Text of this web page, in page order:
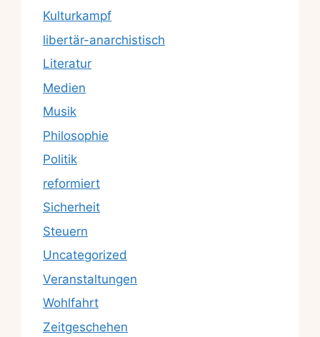
Kulturkampf
libertär-anarchistisch
Literatur
Medien
Musik
Philosophie
Politik
reformiert
Sicherheit
Steuern
Uncategorized
Veranstaltungen
Wohlfahrt
Zeitgeschehen